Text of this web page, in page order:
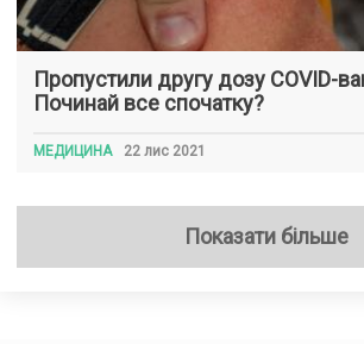
Пропустили другу дозу COVID-
Починай все спочатку?
МЕДИЦИНА 22 лис 2021
Показати більше